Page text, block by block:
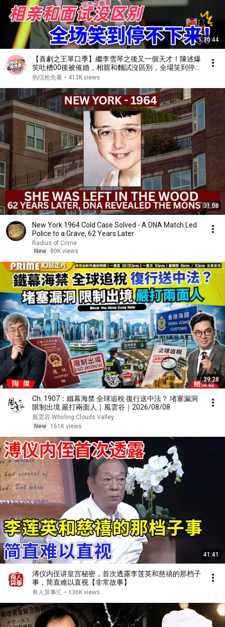
1:30:44
【喜劇之王單口季】繼李雪琴之後又一個天才！陳述爆
笑吐槽00後被催婚，相親和麵試沒區別，全場笑到停
不下來！#喜剧 #搞笑 #standupcomedy #脱口秀
热综抢先看 • 413K views
31:08
New York 1964 Cold Case Solved - A DNA Match Led
Police to a Grave, 62 Years Later
Radius of Crime
New
80K views
39:28
Ch. 1907：鐵幕海禁 全球追稅 復行送中法？ 堵塞漏洞
限制出境 嚴打兩面人｜風雲谷｜2026/08/08
風雲谷 Whirling Clouds Valley
New
161K views
41:41
溥仪内侄讲皇宫秘密，首次透露李莲英和慈禧的那档子
事，简直难以直视【非常故事】
奇人异事汇 • 136K views